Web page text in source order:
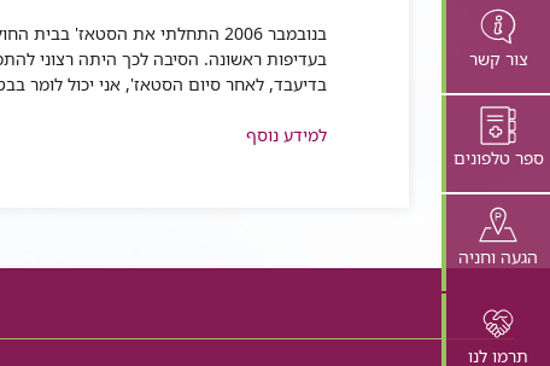
צור קשר
ספר טלפונים
הגעה וחניה
תרמו לנו
​בנובמבר 2006 התחלתי את
בעדיפות ראשונה. הסיבה לכך היתה רצוני
בדיעבד, לאחר סיום הסטאז', אני יכול לומר
למידע נוסף